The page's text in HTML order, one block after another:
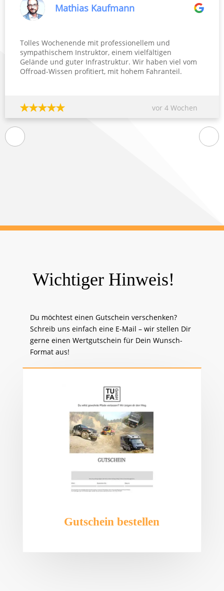
Mathias Kaufmann
vor 4 Wochen
Tolles Wochenende mit professionellem und
sympathischem Instruktor, einem vielfältigen
Gelände und guter Infrastruktur. Wir haben viel vom
Offroad-Wissen profitiert, mit hohem Fahranteil.
Wichtiger Hinweis!
Du möchtest einen Gutschein verschenken?
Schreib uns einfach eine E-Mail – wir stellen Dir
gerne einen Wertgutschein für Dein Wunsch-
Format aus!
Gutschein bestellen